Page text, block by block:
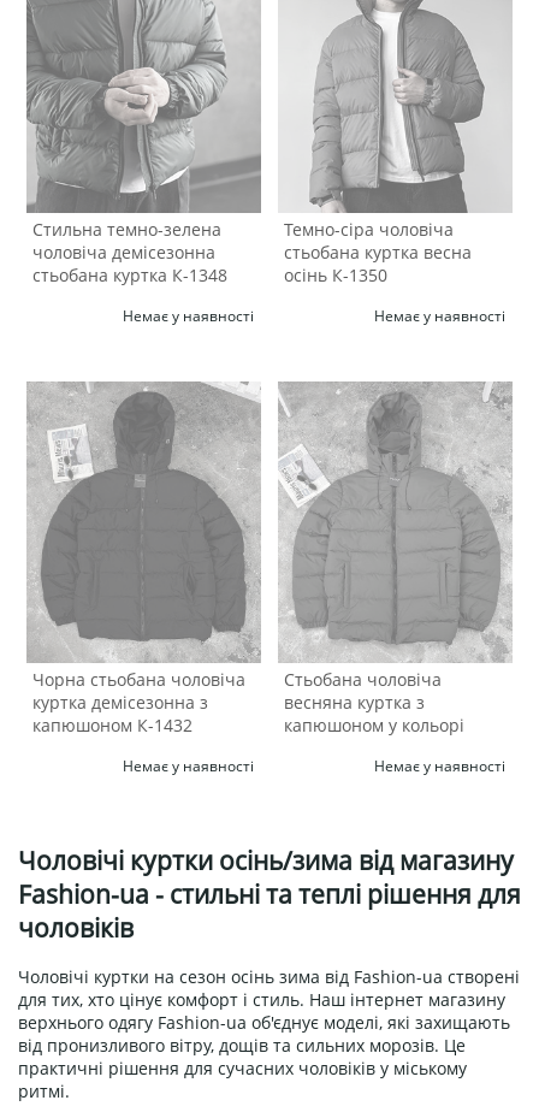
Стильна темно-зелена
чоловіча демісезонна
стьобана куртка К-1348
Немає у наявності
Темно-сіра чоловіча
стьобана куртка весна
осінь К-1350
Немає у наявності
Чорна стьобана чоловіча
куртка демісезонна з
капюшоном К-1432
Немає у наявності
Стьобана чоловіча
весняна куртка з
капюшоном у кольорі
Немає у наявності
Чоловічі куртки осінь/зима від магазину
Fashion-ua - стильні та теплі рішення для
чоловіків
Чоловічі куртки на сезон осінь зима від Fashion-ua створені
для тих, хто цінує комфорт і стиль. Наш інтернет магазину
верхнього одягу Fashion-ua об'єднує моделі, які захищають
від пронизливого вітру, дощів та сильних морозів. Це
практичні рішення для сучасних чоловіків у міському
ритмі.